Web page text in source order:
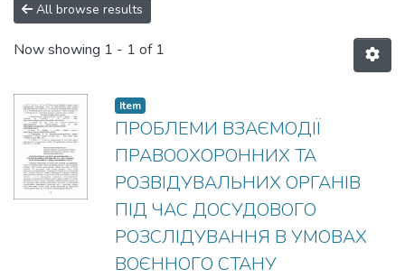
All browse results
Now showing 1 - 1 of 1
Item
ПРОБЛЕМИ ВЗАЄМОДІЇ
ПРАВООХОРОННИХ ТА
РОЗВІДУВАЛЬНИХ ОРГАНІВ
ПІД ЧАС ДОСУДОВОГО
РОЗСЛІДУВАННЯ В УМОВАХ
ВОЄННОГО СТАНУ